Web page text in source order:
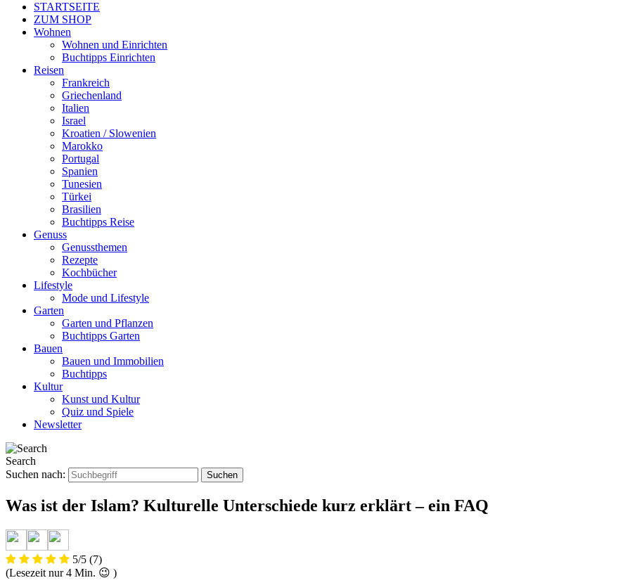
STARTSEITE
ZUM SHOP
Wohnen
Wohnen und Einrichten
Buchtipps Einrichten
Reisen
Frankreich
Griechenland
Italien
Israel
Kroatien / Slowenien
Marokko
Portugal
Spanien
Tunesien
Türkei
Brasilien
Buchtipps Reise
Genuss
Genussthemen
Rezepte
Kochbücher
Lifestyle
Mode und Lifestyle
Garten
Garten und Pflanzen
Buchtipps Garten
Bauen
Bauen und Immobilien
Buchtipps
Kultur
Kunst und Kultur
Quiz und Spiele
Newsletter
Search
Suchen nach:
Was ist der Islam? Kulturelle Unterschiede kurz erklärt – ein FAQ
5/5 (7)
(Lesezeit nur 4 Min. 😉 )